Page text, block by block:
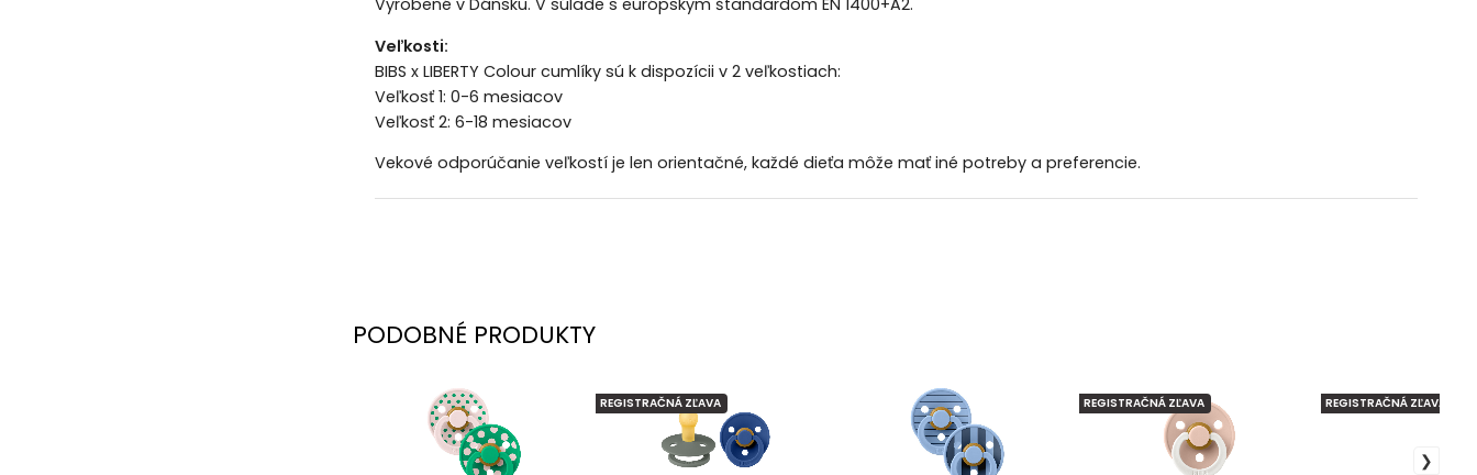
Vyrobené v Dánsku. V súlade s európskym štandardom EN 1400+A2.
Veľkosti:
BIBS x LIBERTY Colour cumlíky sú k dispozícii v 2 veľkostiach:
Veľkosť 1: 0-6 mesiacov
Veľkosť 2: 6-18 mesiacov
Vekové odporúčanie veľkostí je len orientačné, každé dieťa môže mať iné potreby a preferencie.
PODOBNÉ PRODUKTY
REGISTRAČNÁ ZĽAVA REGISTRAČNÁ ZĽAVA REGISTRAČNÁ ZĽAVA